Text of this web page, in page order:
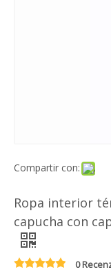
Compartir con:
Ropa interior
capucha con
0